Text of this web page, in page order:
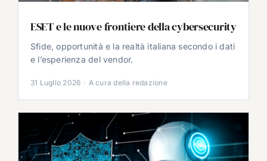
ESET e le nuove frontiere della cybersecurity
Sfide, opportunità e la realtà italiana secondo i dati
e l’esperienza del vendor.
31 Luglio 2026 · A cura della redazione